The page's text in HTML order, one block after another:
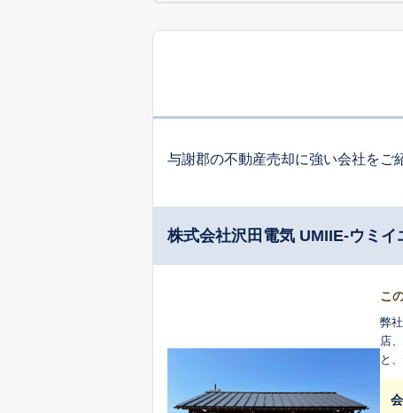
与謝郡の不動産売却に強い会社をご
株式会社沢田電気 UMIIE-ウミイ
こ
弊
店
と
ご